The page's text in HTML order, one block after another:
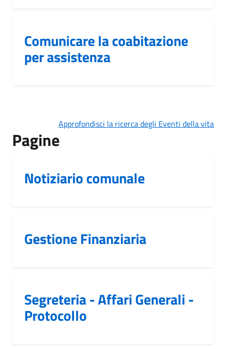
Comunicare la coabitazione
per assistenza
Approfondisci la ricerca degli Eventi della vita
Pagine
Notiziario comunale
Gestione Finanziaria
Segreteria - Affari Generali -
Protocollo